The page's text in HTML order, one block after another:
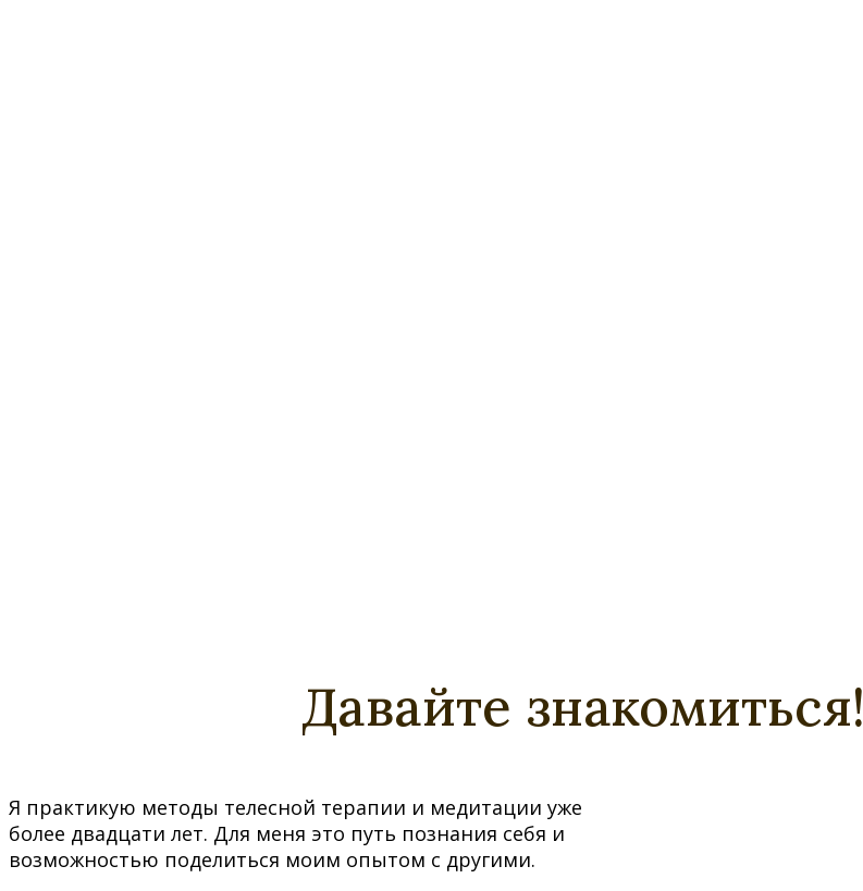
Давайте знакомиться!
Я практикую методы телесной терапии и медитации уже
более двадцати лет. Для меня это путь познания себя и
возможностью поделиться моим опытом с другими.